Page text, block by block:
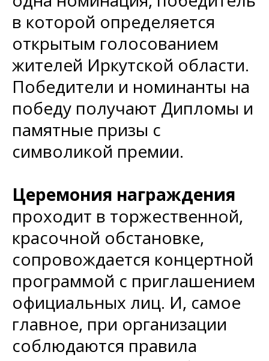
в которой определяется
открытым голосованием
жителей Иркутской области.
Победители и номинанты на
победу получают Дипломы и
памятные призы с
символикой премии.
Церемония награждения
проходит в торжественной,
красочной обстановке,
сопровождается концертной
программой с приглашением
официальных лиц. И, самое
главное, при организации
соблюдаются правила